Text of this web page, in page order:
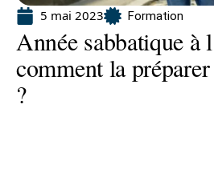
5 mai 2023 Formation
Année sabbatique à
comment la
?